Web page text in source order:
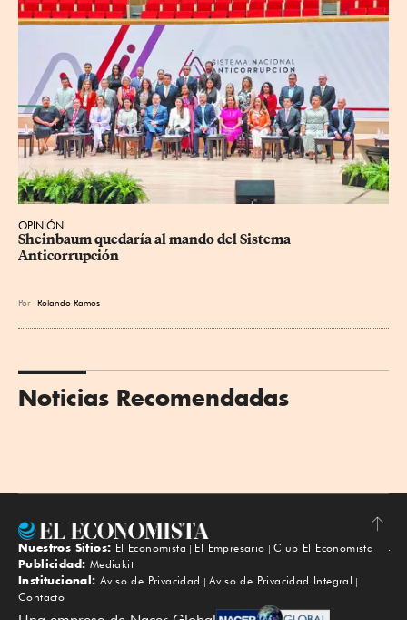
OPINIÓN
Sheinbaum quedaría al mando del Sistema
Anticorrupción
Por Rolando Ramos
Noticias Recomendadas
Subir
Nuestros Sitios: El Economista El Empresario
Club El Economista
Publicidad: Mediakit
Institucional: Aviso de Privacidad
Aviso de Privacidad Integral
Contacto